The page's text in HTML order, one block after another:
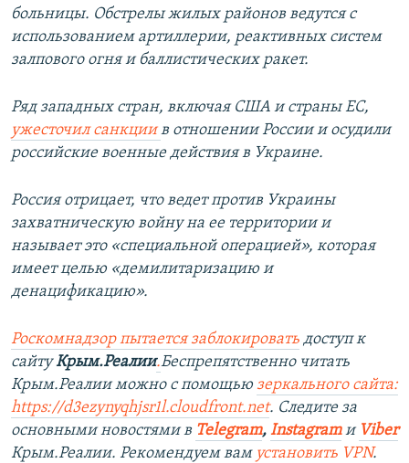
больницы. Обстрелы жилых районов ведутся с
использованием артиллерии, реактивных систем
залпового огня и баллистических ракет.
Ряд западных стран, включая США и страны ЕС,
ужесточил санкциив отношении России и осудили
российские военные действия в Украине.
Россия отрицает, что ведет против Украины
захватническую войну на ее территории и
называет это «специальной операцией», которая
имеет целью «демилитаризацию и
денацификацию».
Роскомнадзор пытается заблокировать доступ к
сайтуКрым.Реалии.Беспрепятственно читать
Крым.Реалии можно с помощью зеркального сайта:
https://d3ezynyqhjsr1l.cloudfront.net. Следите за
основными новостями в Telegram, Instagramи Viber
Крым.Реалии. Рекомендуем вам установить VPN.